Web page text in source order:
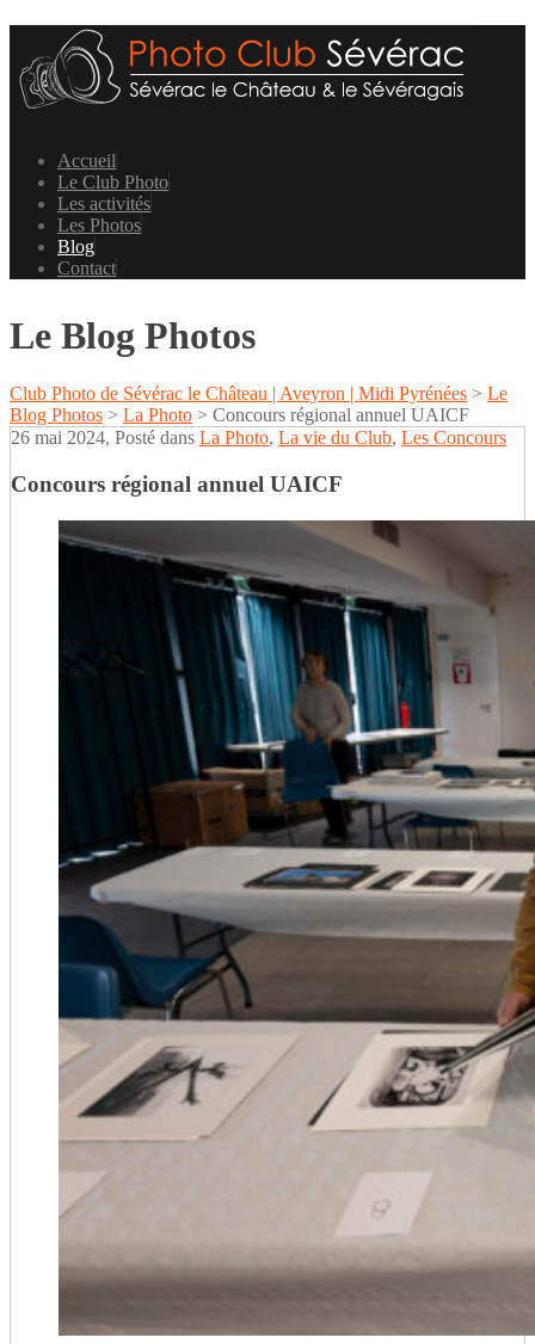
Accueil
Le Club Photo
Les activités
Les Photos
Blog
Contact
Le Blog Photos
Club Photo de Sévérac le Château | Aveyron | Midi Pyrénées > Le
Blog Photos > La Photo > Concours régional annuel UAICF
26 mai 2024, Posté dans La Photo, La vie du Club, Les Concours
Concours régional annuel UAICF